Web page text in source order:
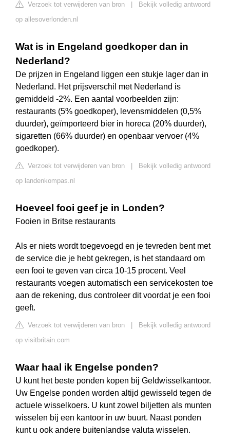
Verzoek tot verwijderen van bron
Bekijk volledig antwoord
op allesoverlonden.nl
Wat is in Engeland goedkoper dan in
Nederland?
De prijzen in Engeland liggen een stukje lager dan in
Nederland. Het prijsverschil met Nederland is
gemiddeld -2%. Een aantal voorbeelden zijn:
restaurants (5% goedkoper), levensmiddelen (0,5%
duurder), geïmporteerd bier in horeca (20% duurder),
sigaretten (66% duurder) en openbaar vervoer (4%
goedkoper).
Verzoek tot verwijderen van bron
Bekijk volledig antwoord
op landenkompas.nl
Hoeveel fooi geef je in Londen?
Fooien in Britse restaurants
Als er niets wordt toegevoegd en je tevreden bent met
de service die je hebt gekregen, is het standaard om
een fooi te geven van circa 10-15 procent. Veel
restaurants voegen automatisch een servicekosten toe
aan de rekening, dus controleer dit voordat je een fooi
geeft.
Verzoek tot verwijderen van bron
Bekijk volledig antwoord
op visitbritain.com
Waar haal ik Engelse ponden?
U kunt het beste ponden kopen bij Geldwisselkantoor.
Uw Engelse ponden worden altijd gewisseld tegen de
actuele wisselkoers. U kunt zowel biljetten als munten
wisselen bij een kantoor in uw buurt. Naast ponden
kunt u ook andere buitenlandse valuta wisselen.